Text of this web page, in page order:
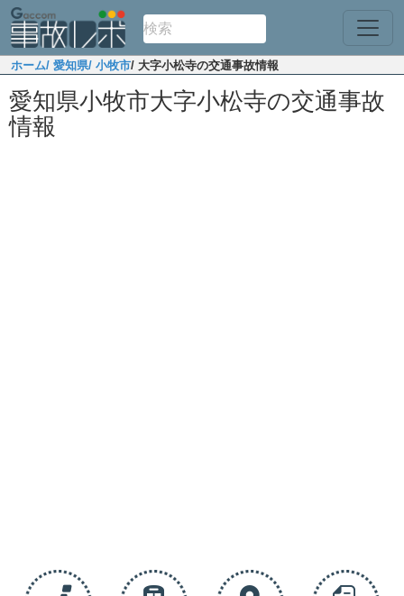
ホーム/ 愛知県/ 小牧市/ 大字小松寺の交通事故情報
愛知県小牧市大字小松寺の交通事故
情報